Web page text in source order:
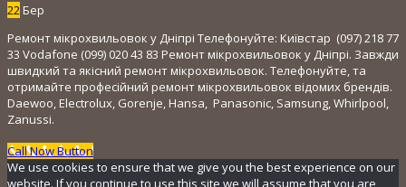
22 Бер
Ремонт мікрохвильовок у Дніпрі Телефонуйте: Київстар (097) 218 ​​77
33 Vodafone (099) 020 43 83 Ремонт мікрохвильовок у Дніпрі. Завжди
швидкий та якісний ремонт мікрохвильовок. Телефонуйте, та
отримайте професійний ремонт мікрохвильовок відомих брендів.
Daewoo, Electrolux, Gorenje, Hansa, Panasonic, Samsung, Whirlpool,
Zanussi.
Call Now Button
We use cookies to ensure that we give you the best experience on our
website. If you continue to use this site we will assume that you are